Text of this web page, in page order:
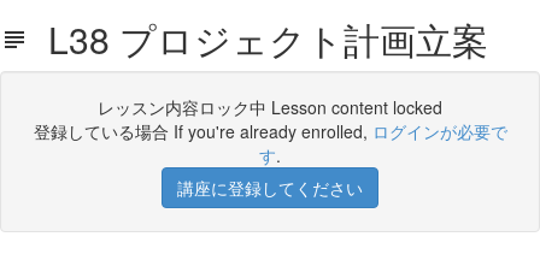
L38 プロジェクト計画立案
レッスン内容ロック中 Lesson content locked
登録している場合 If you're already enrolled, ログインが必要で
す.
講座に登録してください